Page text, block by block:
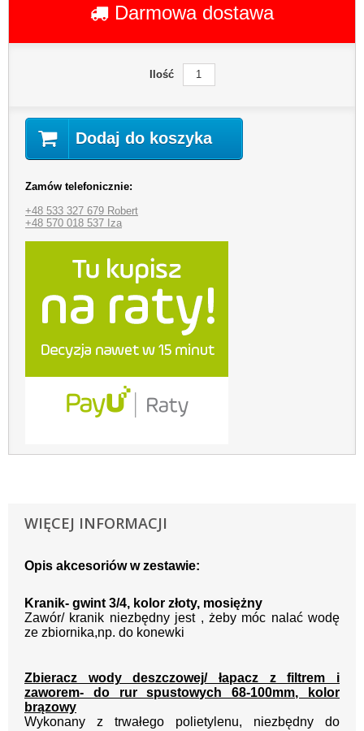
Darmowa dostawa
Ilość
Dodaj do koszyka
Zamów telefonicznie:
+48 533 327 679 Robert
+48 570 018 537 Iza
WIĘCEJ INFORMACJI
Opis akcesoriów w zestawie:
Kranik- gwint 3/4, kolor złoty, mosiężny
Zawór/ kranik niezbędny jest , żeby móc nalać wodę
ze zbiornika,np. do konewki
Zbieracz wody deszczowej/ łapacz z filtrem i
zaworem- do rur spustowych 68-100mm, kolor
brązowy
Wykonany z trwałego polietylenu, niezbędny do